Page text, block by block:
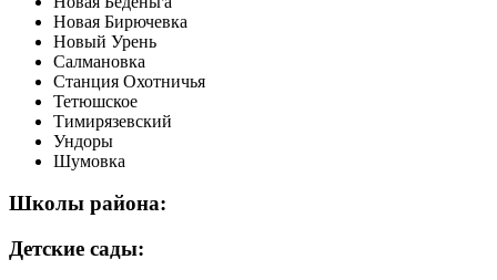
Новая Бирючевка
Новый Урень
Салмановка
Станция Охотничья
Тетюшское
Тимирязевский
Ундоры
Шумовка
Школы района:
Детские сады: